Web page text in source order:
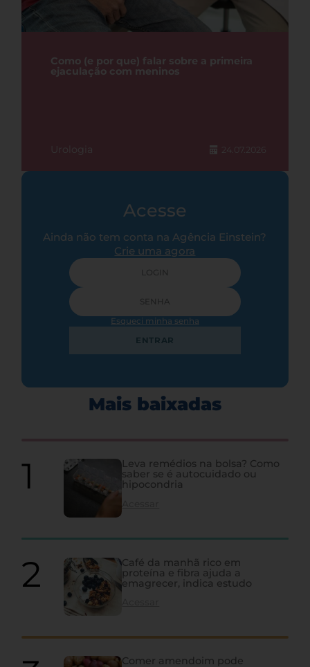
Como (e por que) falar sobre a primeira
ejaculação com meninos
Urologia 24.07.2026
Acesse
Ainda não tem conta na Agência Einstein?
Crie uma agora
Esqueci minha senha
ENTRAR
Mais baixadas
Leva remédios na bolsa? Como
saber se é autocuidado ou
hipocondria
Café da manhã rico em
proteína e fibra ajuda a
emagrecer, indica estudo
Comer amendoim pode